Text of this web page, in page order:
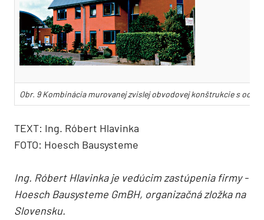
Obr. 9 Kombinácia murovanej zvislej obvodovej konštrukcie s
TEXT: Ing. Róbert Hlavinka
FOTO: Hoesch Bausysteme
Ing. Róbert Hlavinka je vedúcim zastúpenia firmy ­
Hoesch Bausysteme GmBH, organizačná zložka na
Slovensku.